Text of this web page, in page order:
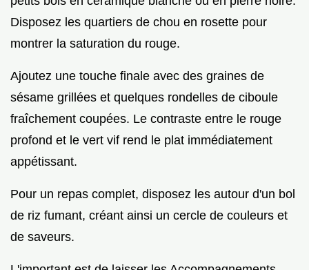
Disposez les quartiers de chou en rosette pour
montrer la saturation du rouge.
Ajoutez une touche finale avec des graines de
sésame grillées et quelques rondelles de ciboule
fraîchement coupées. Le contraste entre le rouge
profond et le vert vif rend le plat immédiatement
appétissant.
Pour un repas complet, disposez les autour d'un bol
de riz fumant, créant ainsi un cercle de couleurs et
de saveurs.